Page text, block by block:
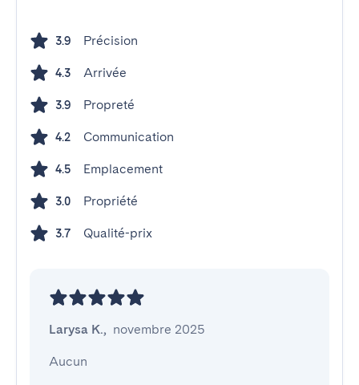
3.9 Précision
4.3 Arrivée
3.9 Propreté
4.2 Communication
4.5 Emplacement
3.0 Propriété
3.7 Qualité-prix
Larysa K., novembre 2025
Aucun